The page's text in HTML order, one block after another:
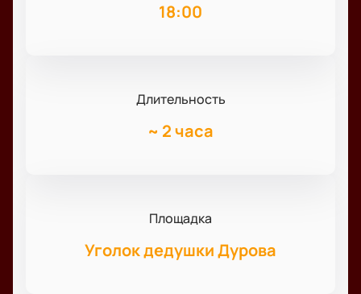
18:00
Длительность
~ 2 часа
Площадка
Уголок дедушки Дурова